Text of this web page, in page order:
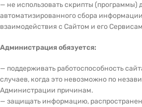
— не использовать скрипты (программы)
автоматизированного сбора
взаимодействия с Сайтом и его
Администрация обязуется:
— поддерживать работоспособность
случаев, когда это невозможно по
Администрации причинам.
— защищать информацию,